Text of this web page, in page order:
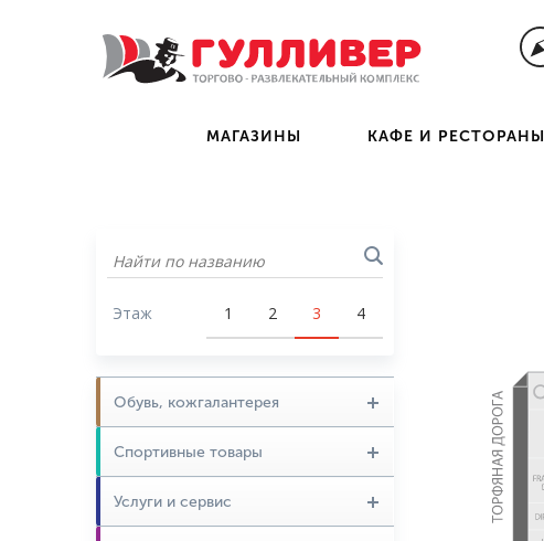
МАГАЗИНЫ КАФЕ И РЕСТОРАНЫ
Этаж 1 2 3 4
Обувь, кожгалантерея
Спортивные товары
Услуги и сервис